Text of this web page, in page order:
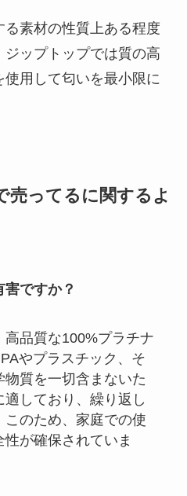
素材の性質上ある程度
ップトップでは質の高
用して匂いを最小限に
売ってるに関するよ
害ですか？
高品質な100%プラチナ
やプラスチック、そ
質を一切含まないた
しており、繰り返し
のため、家庭での使
が確保されていま